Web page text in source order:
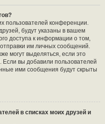
пользователей конференции.
будут указаны в вашем
доступа к информации о том,
им личных сообщений.
могут выделяться, если это
вы добавили пользователей
ими сообщения будут скрыты
в списках моих друзей и